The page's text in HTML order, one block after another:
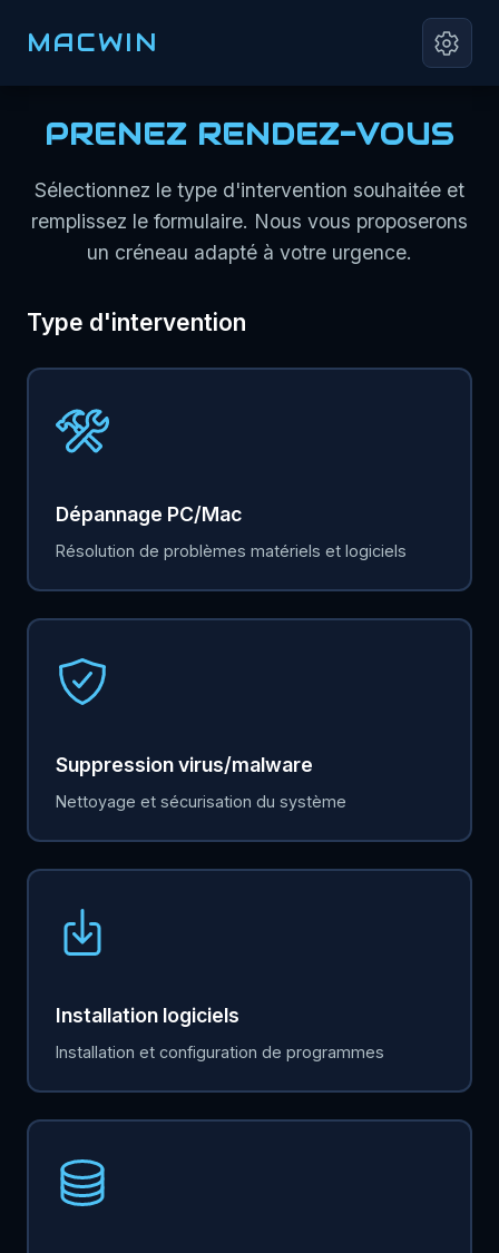
MACWIN
PRENEZ RENDEZ-VOUS
Sélectionnez le type d'intervention souhaitée et
remplissez le formulaire. Nous vous proposerons
un créneau adapté à votre urgence.
Type d'intervention
Dépannage PC/Mac
Résolution de problèmes matériels et logiciels
Suppression virus/malware
Nettoyage et sécurisation du système
Installation logiciels
Installation et configuration de programmes